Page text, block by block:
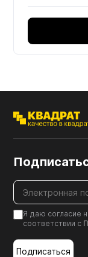
Я даю согласие
соответствии с
Подписаться